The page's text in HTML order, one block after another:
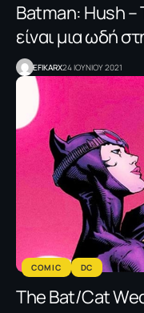
Batman: Hush
είναι μια ωδή
EFIKARX24 ΙΟΥΝΙΟΥ 2021
COMIC DC
The Bat/Cat